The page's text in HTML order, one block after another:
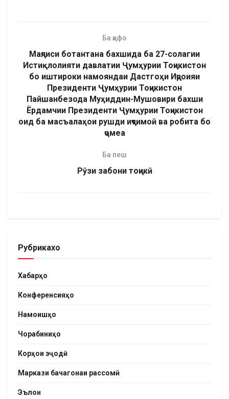
Ба қафо
Маҷлиси ботантана бахшида ба 27-солагии
Истиқлолияти давлатии Ҷумҳурии Тоҷикистон
бо иштироки намояндаи Дастгоҳи Иҷроияи
Президенти Ҷумҳурии Тоҷикистон
Пайшанбезода Муҳиддин-Мушовири бахши
Ёрдамчии Президенти Ҷумҳурии Тоҷикистон
оид ба масъалаҳои рушди иҷтимоӣ ва робита бо
ҷомеа
Ба пеш
Рӯзи забони тоҷикӣ
Рубрикахо
Хабарҳо
Конференсияҳо
Намоишҳо
Чорабиниҳо
Корҳои эҷодӣ
Маркази бачагонаи рассомӣ
Эълон